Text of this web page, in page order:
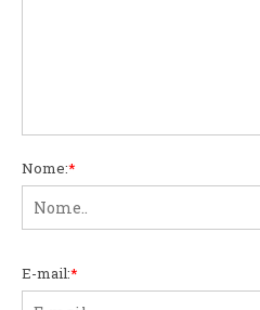
Nome:*
E-mail:*